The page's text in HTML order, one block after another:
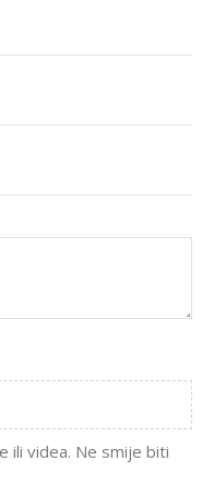
ili videa. Ne smije biti